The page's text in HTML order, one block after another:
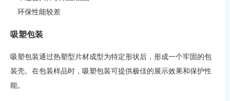
环保性能较差
吸塑包装
吸塑包装通过热塑型片材成型为特定形状后，形成一个牢固的包
装壳。在包装样品时，吸塑包装可提供极佳的展示效果和保护性
能。